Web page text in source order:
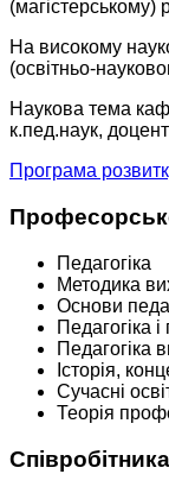
На високому
(освітньо-
Наукова тема
к.пед.наук,
Програма
Педагогіка
Методика
Основи
Педагогіка
Педагогіка
Історія,
Сучасні
Теорія